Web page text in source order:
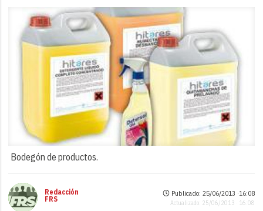
Bodegón de productos.
Redacción
FRS
Publicado: 25/06/2013 ·16:08
Actualizado: 25/06/2013 · 16:08